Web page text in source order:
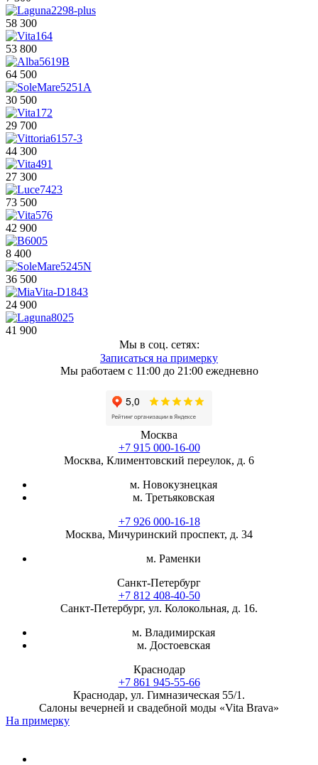
58 300
53 800
64 500
30 500
29 700
44 300
27 300
73 500
42 900
8 400
36 500
24 900
41 900
Мы в соц. сетях:
Записаться на примерку
Мы работаем с 11:00 до 21:00 ежедневно
Москва
+7 915 000-16-00
Москва, Климентовский переулок, д. 6
м. Новокузнецкая
м. Третьяковская
+7 926 000-16-18
Москва, Мичуринский проспект, д. 34
м. Раменки
Санкт-Петербург
+7 812 408-40-50
Санкт-Петербург, ул. Колокольная, д. 16.
м. Владимирская
м. Достоевская
Краснодар
+7 861 945-55-66
Краснодар, ул. Гимназическая 55/1.
Салоны вечерней и свадебной моды «Vita Brava»
На примерку